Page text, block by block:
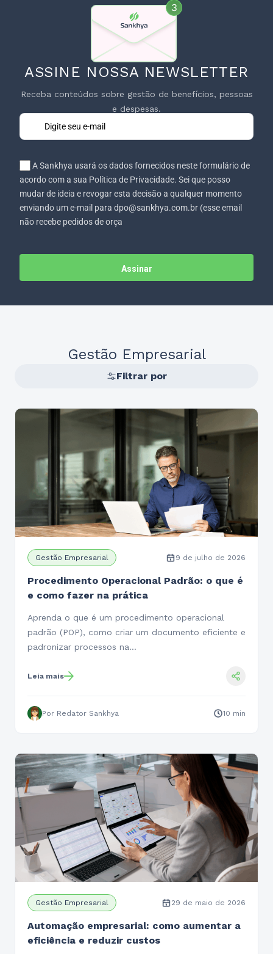
ASSINE NOSSA NEWSLETTER
Receba conteúdos sobre gestão de benefícios, pessoas
e despesas.
A Sankhya usará os dados fornecidos neste formulário de
acordo com a sua Política de Privacidade. Sei que posso
mudar de ideia e revogar esta decisão a qualquer momento
enviando um e-mail para dpo@sankhya.com.br (esse email
não recebe pedidos de orça
Assinar
Gestão Empresarial
Filtrar por
Gestão Empresarial 9 de julho de 2026
Procedimento Operacional Padrão: o que é
e como fazer na prática
Aprenda o que é um procedimento operacional
padrão (POP), como criar um documento eficiente e
padronizar processos na…
Leia mais
Por Redator Sankhya 10 min
Gestão Empresarial 29 de maio de 2026
Automação empresarial: como aumentar a
eficiência e reduzir custos